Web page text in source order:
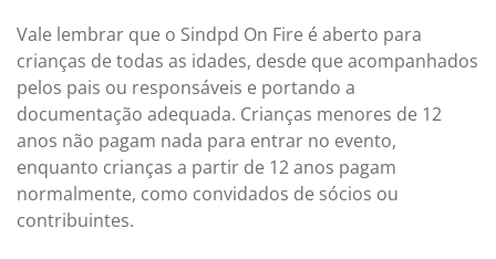
Vale lembrar que o Sindpd On Fire é aberto para
crianças de todas as idades, desde que acompanhados
pelos pais ou responsáveis e portando a
documentação adequada. Crianças menores de 12
anos não pagam nada para entrar no evento,
enquanto crianças a partir de 12 anos pagam
normalmente, como convidados de sócios ou
contribuintes.